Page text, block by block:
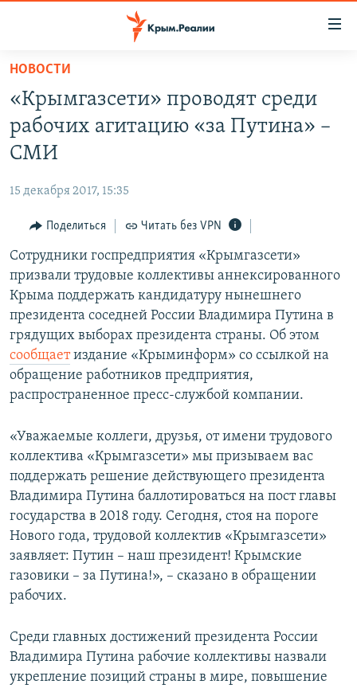
Вернуться
основному
содержанию
Вернутся
главной
навигации
Вернутся
поиску
СПЕЦПРОЕКТЫ
ГРУЗ 200
11 ЛЕТ ОККУПАЦИИ КРЫМА. 11 ИСТОРИЙ СОПРОТИВЛЕНИЯ
ВОДА
ЕЩЕ
ИНТЕРАКТИВ
ИНФОГРАФИКА
ТЕЛЕПРОЕКТ КРЫМ.РЕАЛИИ
СОВЕТЫ ПРАВОЗАЩИТНИКОВ
ПРОПАВШИЕ БЕЗ ВЕСТИ
ПОБЕДИТЕЛЕЙ НЕ СУДЯТ?
КРЫМ.НЕПОКОРЕННЫЙ
УКРАИНСКАЯ ПРОБЛЕМА КРЫМА
РАДІО СВОБОДА
КАК ОБОЙТИ БЛОКИРОВКУ
Українською
Qırımtatar
ПРИСОЕДИНЯЙТЕСЬ!
Все сайты RFE/RL
НОВОСТИ
«Крымгазсети» проводят среди
рабочих агитацию «за Путина» –
СМИ
15 декабря 2017, 15:35
Поделиться Читать без VPN
Сотрудники госпредприятия «Крымгазсети»
призвали трудовые коллективы аннексированного
Крыма поддержать кандидатуру нынешнего
президента соседней России Владимира Путина в
грядущих выборах президента страны. Об этом
сообщаетиздание «Крыминформ» со ссылкой на
обращение работников предприятия,
распространенное пресс-службой компании.
«Уважаемые коллеги, друзья, от имени трудового
коллектива «Крымгазсети» мы призываем вас
поддержать решение действующего президента
Владимира Путина баллотироваться на пост главы
государства в 2018 году. Сегодня, стоя на пороге
Нового года, трудовой коллектив «Крымгазсети»
заявляет: Путин – наш президент! Крымские
газовики – за Путина!», – сказано в обращении
рабочих.
Среди главных достижений президента России
Владимира Путина рабочие коллективы назвали
укрепление позиций страны в мире, повышение